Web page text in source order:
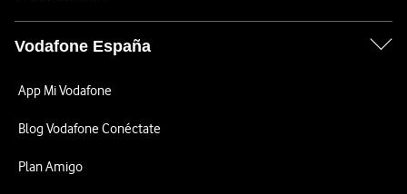
Vodafone España
App Mi Vodafone
Blog Vodafone Conéctate
Plan Amigo